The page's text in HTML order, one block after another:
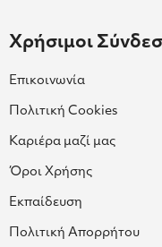
Χρήσιμοι
Επικοινωνία
Πολιτική Cookies
Καριέρα μαζί μας
Όροι Χρήσης
Εκπαίδευση
Πολιτική Απορρήτου